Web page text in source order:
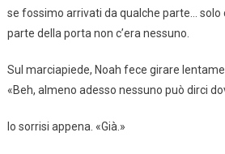
se fossimo arrivati da qualche parte… solo
parte della porta non c’era nessuno.
Sul marciapiede, Noah fece girare
«Beh, almeno adesso nessuno può dirci
Io sorrisi appena. «Già.»